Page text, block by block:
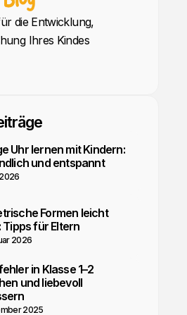
die Entwicklung,
Ihres Kindes
Uhr lernen mit Kindern:
und entspannt
Formen leicht
Tipps für Eltern
2026
in Klasse 1–2
und liebevoll
2025